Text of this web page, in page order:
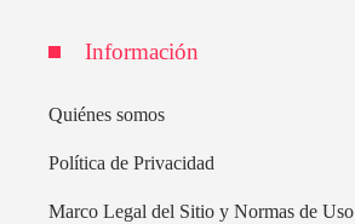
Información
Quiénes somos
Política de Privacidad
Marco Legal del Sitio y Normas de Uso